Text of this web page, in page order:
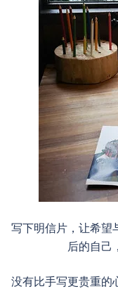
写下明信片，让希望
后的自己
没有比手写更贵重的